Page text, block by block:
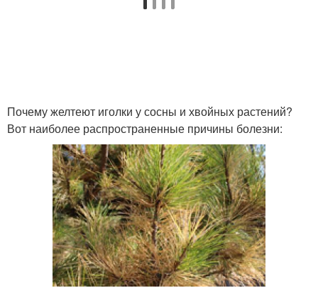
Почему желтеют иголки у сосны и хвойных растений?
Вот наиболее распространенные причины болезни: